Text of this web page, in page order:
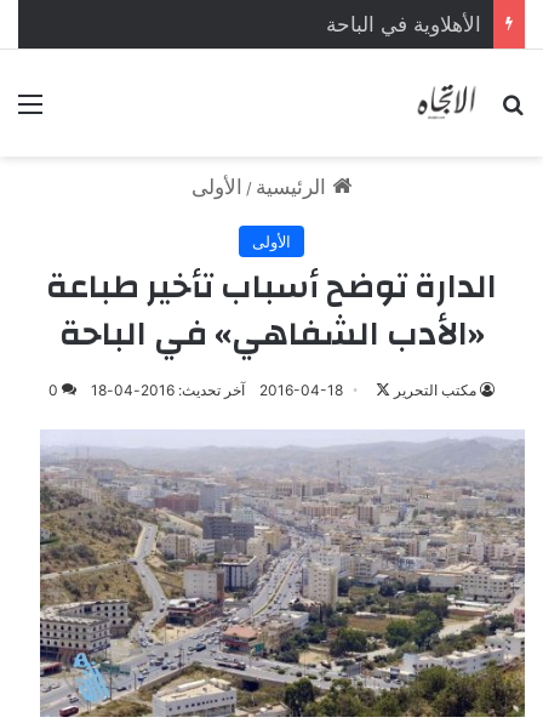
الأهلاوية في الباحة
بحث عن
الرئيسية / الأولى
الأولى
الدارة توضح أسباب تأخير طباعة
«الأدب الشفاهي» في الباحة
مكتب التحرير
ب
ع
ع
ل
ى
X
2016-04-18 آخر تحديث: 2016-04-18 0